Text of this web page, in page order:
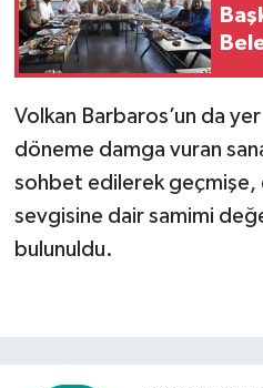
Volkan Barbaros’un da
döneme damga vuran
sohbet edilerek
sevgisine dair samimi
bulunuldu.